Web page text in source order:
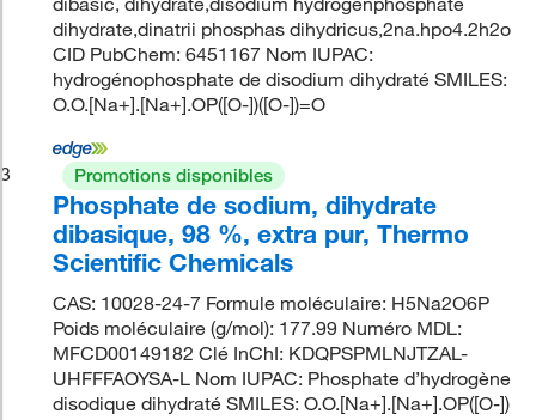
dihydrate,dinatrii phosphas dihydricus,2na.hpo4.2h2o
CID PubChem: 6451167 Nom IUPAC:
hydrogénophosphate de disodium dihydraté SMILES:
O.O.[Na+].[Na+].OP([O-])([O-])=O
3 Promotions disponibles
Phosphate de sodium, dihydrate
dibasique, 98 %, extra pur, Thermo
Scientific Chemicals
CAS: 10028-24-7 Formule moléculaire: H5Na2O6P
Poids moléculaire (g/mol): 177.99 Numéro MDL:
MFCD00149182 Clé InChI: KDQPSPMLNJTZAL-
UHFFFAOYSA-L Nom IUPAC: Phosphate d’hydrogène
disodique dihydraté SMILES: O.O.[Na+].[Na+].OP([O-])